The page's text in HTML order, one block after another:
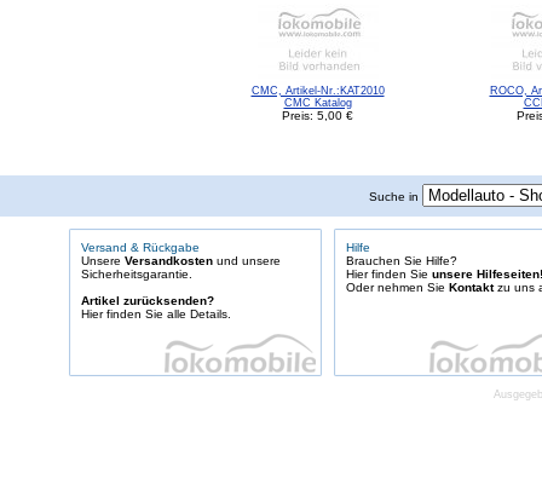
CMC, Artikel-Nr.:KAT2010
CMC Katalog
Preis: 5,00 €
ROCO,
Suche in
Versand & Rückgabe
Unsere Versandkosten und unsere
Sicherheitsgarantie.
Artikel zurücksenden?
Hier finden Sie alle Details.
Hilfe
Brauchen Sie Hilfe?
Hier finden Sie unsere Hilfeseiten!
Oder nehmen Sie Kontaktzu uns